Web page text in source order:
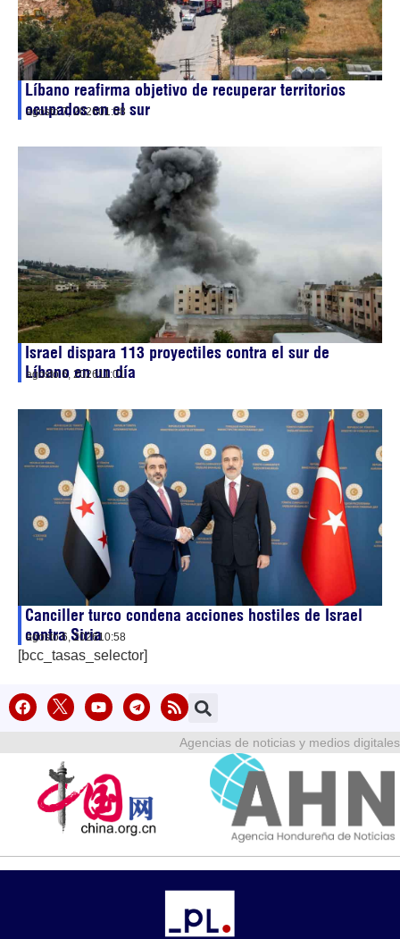
Líbano reafirma objetivo de recuperar territorios
ocupados en el sur
agosto 7, 202601:58
Israel dispara 113 proyectiles contra el sur de
Líbano en un día
agosto 6, 202611:01
Canciller turco condena acciones hostiles de Israel
contra Siria
agosto 6, 202610:58
[bcc_tasas_selector]
Agencias de noticias y medios digitales